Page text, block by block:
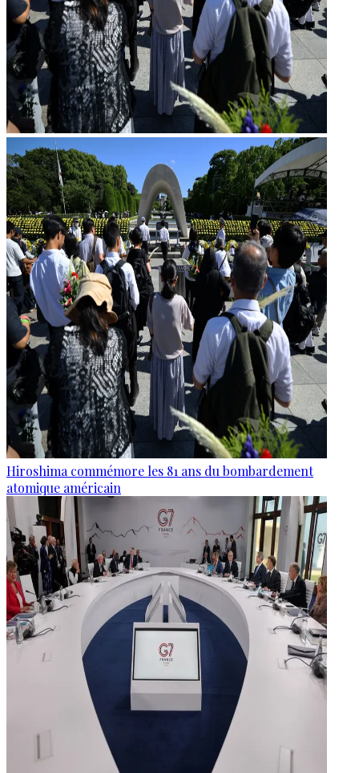
Hiroshima commémore les 81 ans du bombardement
atomique américain